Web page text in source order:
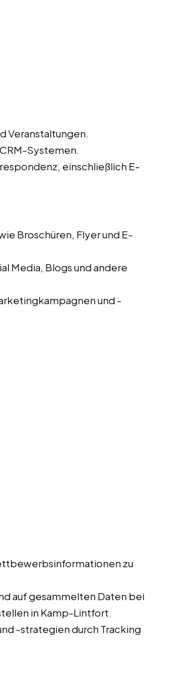
Veranstaltungen.
Systemen.
einschließlich E-
Broschüren, Flyer und E-
Media, Blogs und andere
und -
zu
auf gesammelten Daten bei
in Kamp-Lintfort.
-strategien durch Tracking